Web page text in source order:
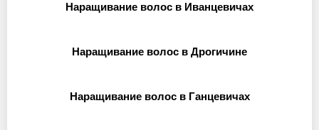
Наращивание волос в Иванцевичах
Наращивание волос в Дрогичине
Наращивание волос в Ганцевичах